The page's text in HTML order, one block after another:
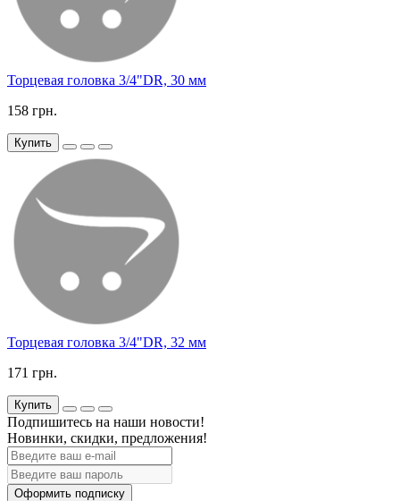
Торцевая головка 3/4"DR, 30 мм
158 грн.
Купить
Торцевая головка 3/4"DR, 32 мм
171 грн.
Купить
Подпишитесь на наши новости!
Новинки, скидки, предложения!
Оформить подписку